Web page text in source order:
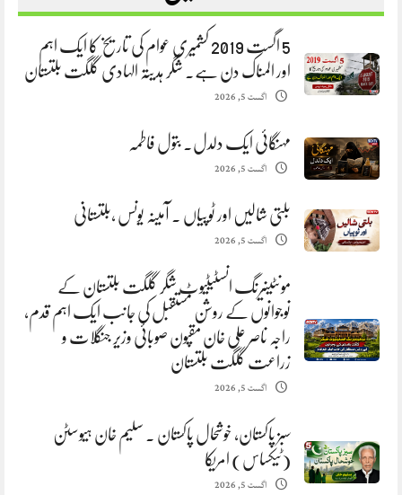
5 اگست 2019 کشمیری عوام کی تاریخ کا ایک اہم
اور المناک دن ہے. شگر ہدیتہ الہادی گلگت بلتستان
اگست 5, 2026
مہنگائی ایک دلدل. بتول فاطمہ
اگست 5, 2026
بلتی شالیں اور ٹوپیاں . آمینہ یونس ،بلتستانی
اگست 5, 2026
مونٹینیرنگ انسٹیٹیوٹ شگر گلگت بلتستان کے
نوجوانوں کے روشن مستقبل کی جانب ایک اہم قدم،
راجہ ناصر علی خان مقپون صوبائی وزیر جنگلات و
زراعت گلگت بلتستان
اگست 5, 2026
سبز پاکستان، خوشحال پاکستان . سلیم خان ہیوسٹن
(ٹیکساس) امریکا
اگست 5, 2026